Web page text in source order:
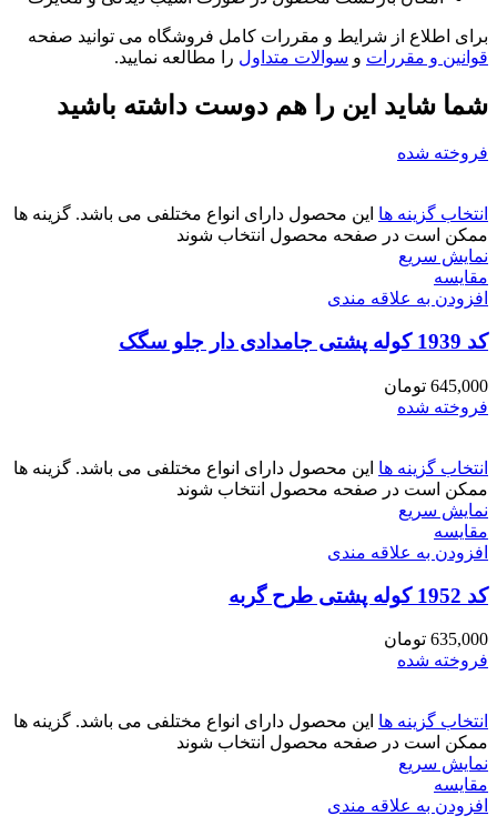
برای اطلاع از شرایط و مقررات کامل فروشگاه می توانید صفحه
قوانین و مقررات و سوالات متداول را مطالعه نمایید.
شما شاید این را هم دوست داشته باشید
فروخته شده
انتخاب گزینه ها این محصول دارای انواع مختلفی می باشد. گزینه ها
ممکن است در صفحه محصول انتخاب شوند
نمایش سریع
مقايسه
افزودن به علاقه مندی
کد 1939 کوله پشتی جامدادی دار جلو سگک
645,000 تومان
فروخته شده
انتخاب گزینه ها این محصول دارای انواع مختلفی می باشد. گزینه ها
ممکن است در صفحه محصول انتخاب شوند
نمایش سریع
مقايسه
افزودن به علاقه مندی
کد 1952 کوله پشتی طرح گربه
635,000 تومان
فروخته شده
انتخاب گزینه ها این محصول دارای انواع مختلفی می باشد. گزینه ها
ممکن است در صفحه محصول انتخاب شوند
نمایش سریع
مقايسه
افزودن به علاقه مندی